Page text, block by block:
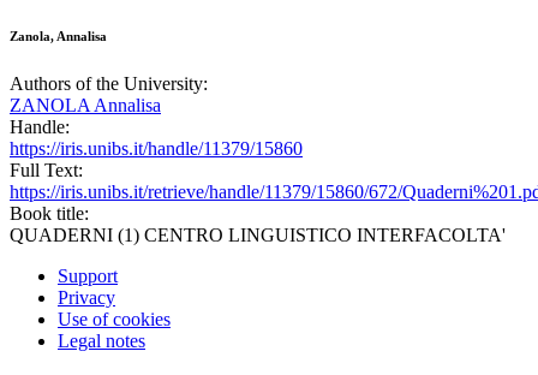
Zanola, Annalisa
Authors of the University:
ZANOLA Annalisa
Handle:
https://iris.unibs.it/handle/11379/15860
Full Text:
https://iris.unibs.it/retrieve/handle/11379/15860/672/
Book title:
QUADERNI (1) CENTRO LINGUISTICO INTERFACOLTA'
Support
Privacy
Use of cookies
Legal notes